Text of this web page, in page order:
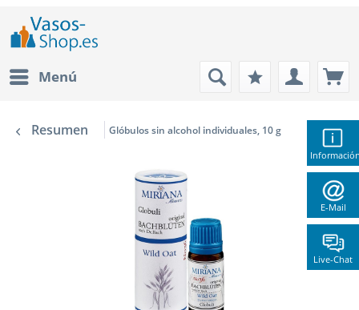
E-Mail
Live-Chat
Menú
Resumen Glóbulos sin alcohol individuales, 10 g